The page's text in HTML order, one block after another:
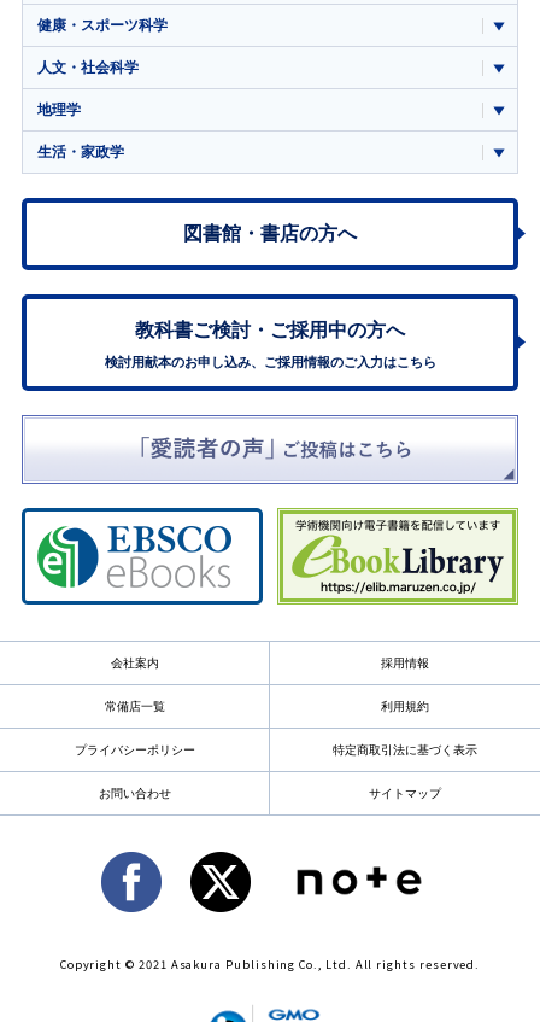
健康・スポーツ科学
人文・社会科学
地理学
生活・家政学
図書館・書店の方へ
教科書ご検討・ ご採用中の方へ
検討用献本のお申し込み、ご採用情報のご入力はこちら
会社案内 採用情報
常備店一覧 利用規約
プライバシーポリシー 特定商取引法に基づく表示
お問い合わせ サイトマップ
Copyright © 2021 Asakura Publishing Co., Ltd. All rights reserved.